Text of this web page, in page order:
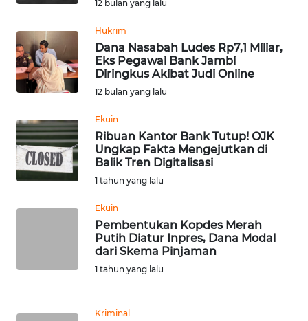
12 bulan yang lalu
Hukrim
Dana Nasabah Ludes Rp7,1 Miliar,
Eks Pegawai Bank Jambi
Diringkus Akibat Judi Online
12 bulan yang lalu
Ekuin
Ribuan Kantor Bank Tutup! OJK
Ungkap Fakta Mengejutkan di
Balik Tren Digitalisasi
1 tahun yang lalu
Ekuin
Pembentukan Kopdes Merah
Putih Diatur Inpres, Dana Modal
dari Skema Pinjaman
1 tahun yang lalu
Kriminal
INFO
IKLAN
PEDOMAN
MEDIA
SIBER